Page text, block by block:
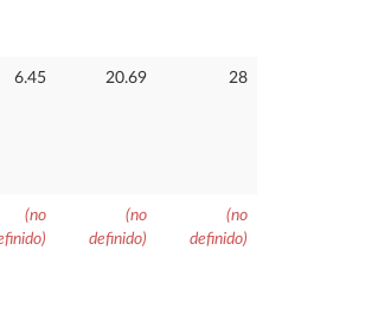
6.45 20.69 28
(no
(no
definido)
(no
definido)